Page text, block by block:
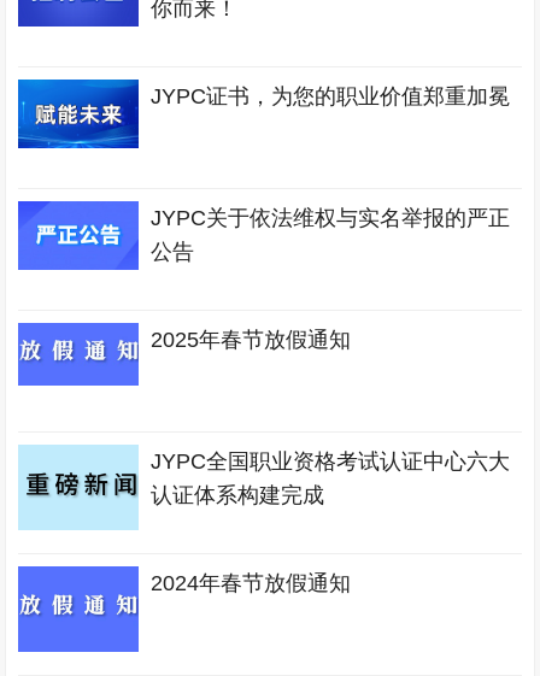
你而来！
JYPC证书，为您的职业价值郑重加冕
JYPC关于依法维权与实名举报的严正
公告
2025年春节放假通知
JYPC全国职业资格考试认证中心六大
认证体系构建完成
2024年春节放假通知